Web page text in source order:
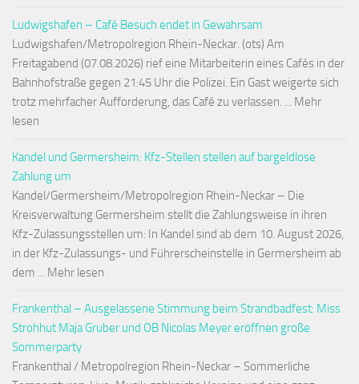
Ludwigshafen – Café Besuch endet in Gewahrsam
Ludwigshafen/Metropolregion Rhein-Neckar. (ots) Am
Freitagabend (07.08.2026) rief eine Mitarbeiterin eines Cafés in der
Bahnhofstraße gegen 21:45 Uhr die Polizei. Ein Gast weigerte sich
trotz mehrfacher Aufforderung, das Café zu verlassen. ... Mehr
lesen
Kandel und Germersheim: Kfz-Stellen stellen auf bargeldlose
Zahlung um
Kandel/Germersheim/Metropolregion Rhein-Neckar – Die
Kreisverwaltung Germersheim stellt die Zahlungsweise in ihren
Kfz-Zulassungsstellen um: In Kandel sind ab dem 10. August 2026,
in der Kfz-Zulassungs- und Führerscheinstelle in Germersheim ab
dem ... Mehr lesen
Frankenthal – Ausgelassene Stimmung beim Strandbadfest: Miss
Strohhut Maja Gruber und OB Nicolas Meyer eröffnen große
Sommerparty
Frankenthal / Metropolregion Rhein-Neckar – Sommerliche